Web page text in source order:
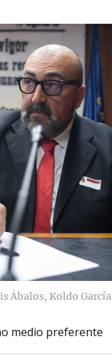
Ábalos, Koldo García
medio preferente